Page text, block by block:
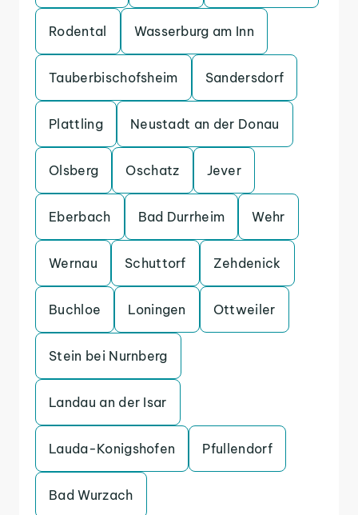
Rodental Wasserburg am Inn
Tauberbischofsheim Sandersdorf
Plattling Neustadt an der Donau
Olsberg Oschatz Jever
Eberbach Bad Durrheim Wehr
Wernau Schuttorf Zehdenick
Buchloe Loningen Ottweiler
Stein bei Nurnberg
Landau an der Isar
Lauda-Konigshofen Pfullendorf
Bad Wurzach